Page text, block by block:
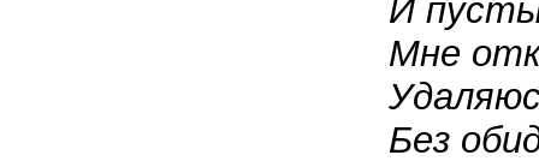
И
Мне
Без